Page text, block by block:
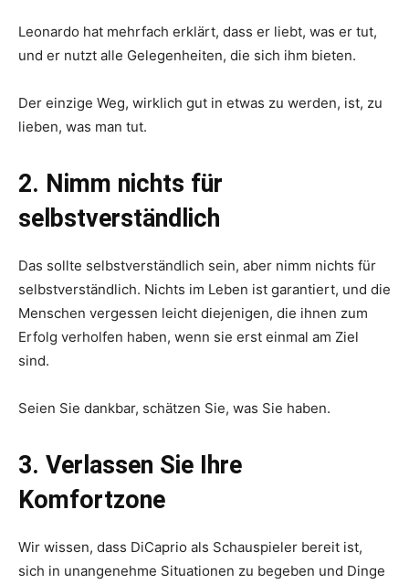
Leonardo hat mehrfach erklärt, dass er liebt, was er tut,
und er nutzt alle Gelegenheiten, die sich ihm bieten.
Der einzige Weg, wirklich gut in etwas zu werden, ist, zu
lieben, was man tut.
2. Nimm nichts für
selbstverständlich
Das sollte selbstverständlich sein, aber nimm nichts für
selbstverständlich. Nichts im Leben ist garantiert, und die
Menschen vergessen leicht diejenigen, die ihnen zum
Erfolg verholfen haben, wenn sie erst einmal am Ziel
sind.
Seien Sie dankbar, schätzen Sie, was Sie haben.
3. Verlassen Sie Ihre
Komfortzone
Wir wissen, dass DiCaprio als Schauspieler bereit ist,
sich in unangenehme Situationen zu begeben und Dinge